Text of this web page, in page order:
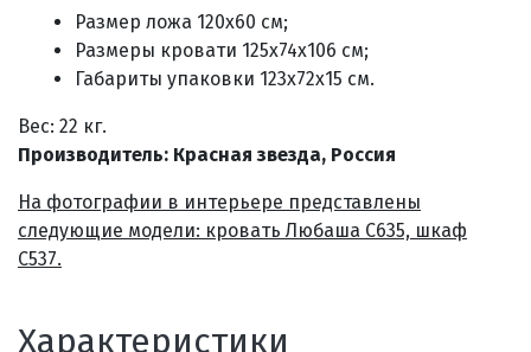
Размер ложа 120х60 см;
Размеры кровати 125x74x106 см;
Габариты упаковки 123х72х15 см.
Вес: 22 кг.
Производитель: Красная звезда, Россия
На фотографии в интерьере представлены
следующие модели: кровать Любаша С635, шкаф
С537.
Характеристики